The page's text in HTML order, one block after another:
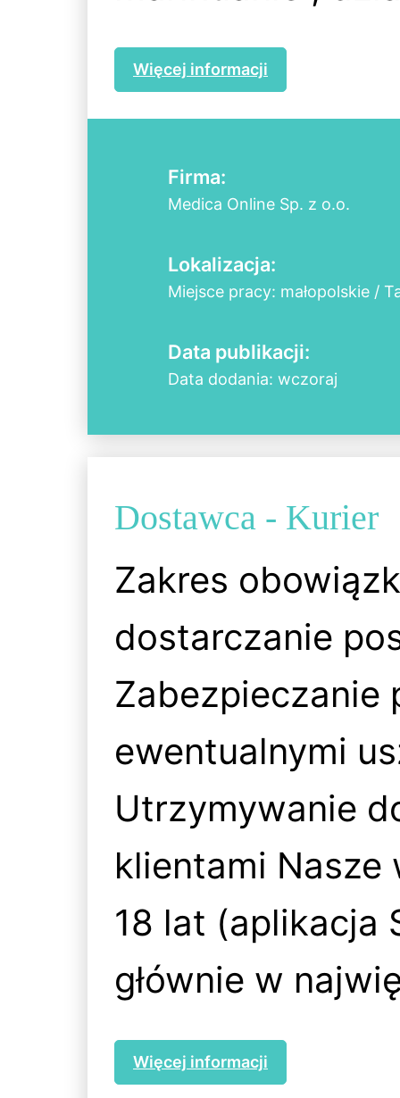
Więcej informacji
Firma:
Medica Online Sp. z o.o.
Lokalizacja:
Miejsce pracy: małopolskie /
Data publikacji:
Data dodania: wczoraj
Dostawca - Kurier
Zakres
dostarczanie
Zabezpieczanie
ewentualnymi
Utrzymywanie
klientami Nasze
18 lat (aplikacja
głównie w
Więcej informacji